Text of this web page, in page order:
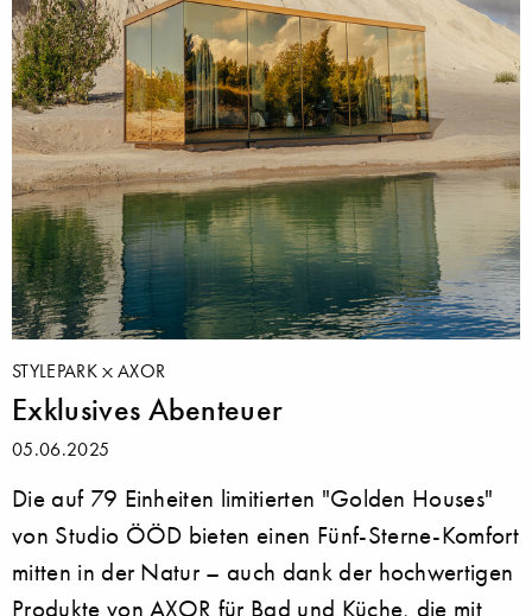
STYLEPARK AXOR
Exklusives Abenteuer
05.06.2025
Die auf 79 Einheiten limitierten "Golden Houses"
von Studio ÖÖD bieten einen Fünf-Sterne-Komfort
mitten in der Natur – auch dank der hochwertigen
Produkte von AXOR für Bad und Küche, die mit